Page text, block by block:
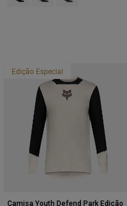
Edição Especial
Camisa Youth Defend Park Edição